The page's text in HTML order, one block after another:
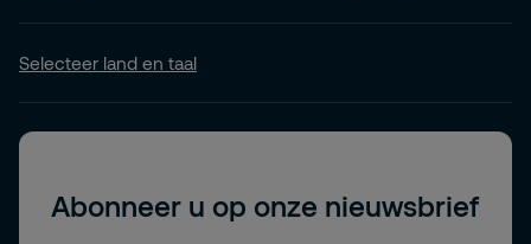
Selecteer land en taal
Abonneer u op onze nieuwsbrief